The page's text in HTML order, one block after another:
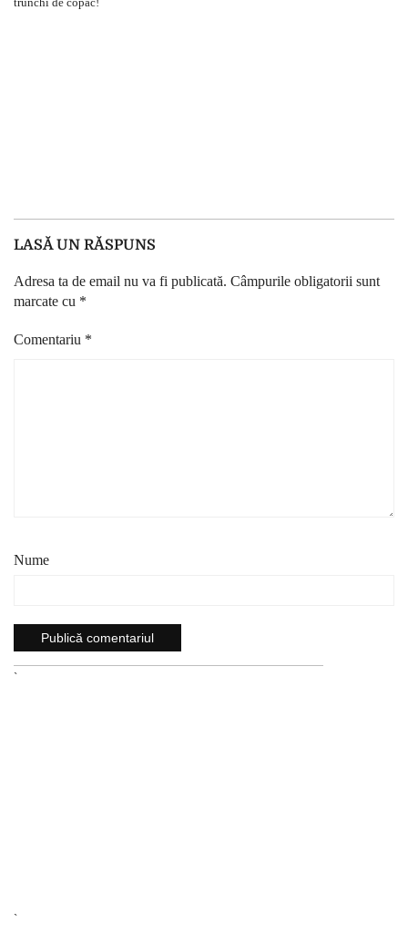
LASĂ UN RĂSPUNS
Adresa ta de email nu va fi publicată. Câmpurile obligatorii sunt
marcate cu *
Comentariu *
Nume
`
`